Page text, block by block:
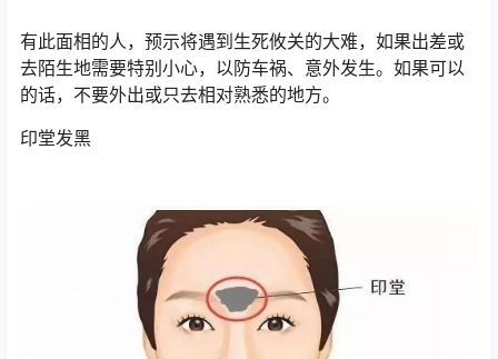
有此面相的人，预示将遇到生死攸关的大难，如果出差或
去陌生地需要特别小心，以防车祸、意外发生。如果可以
的话，不要外出或只去相对熟悉的地方。
印堂发黑